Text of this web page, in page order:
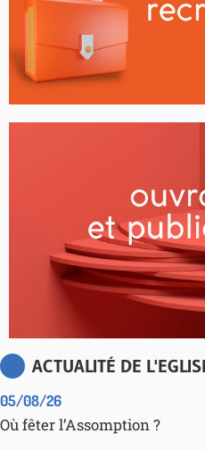
ACTUALITÉ DE
05/08/26
Où fêter l’Assomption ?